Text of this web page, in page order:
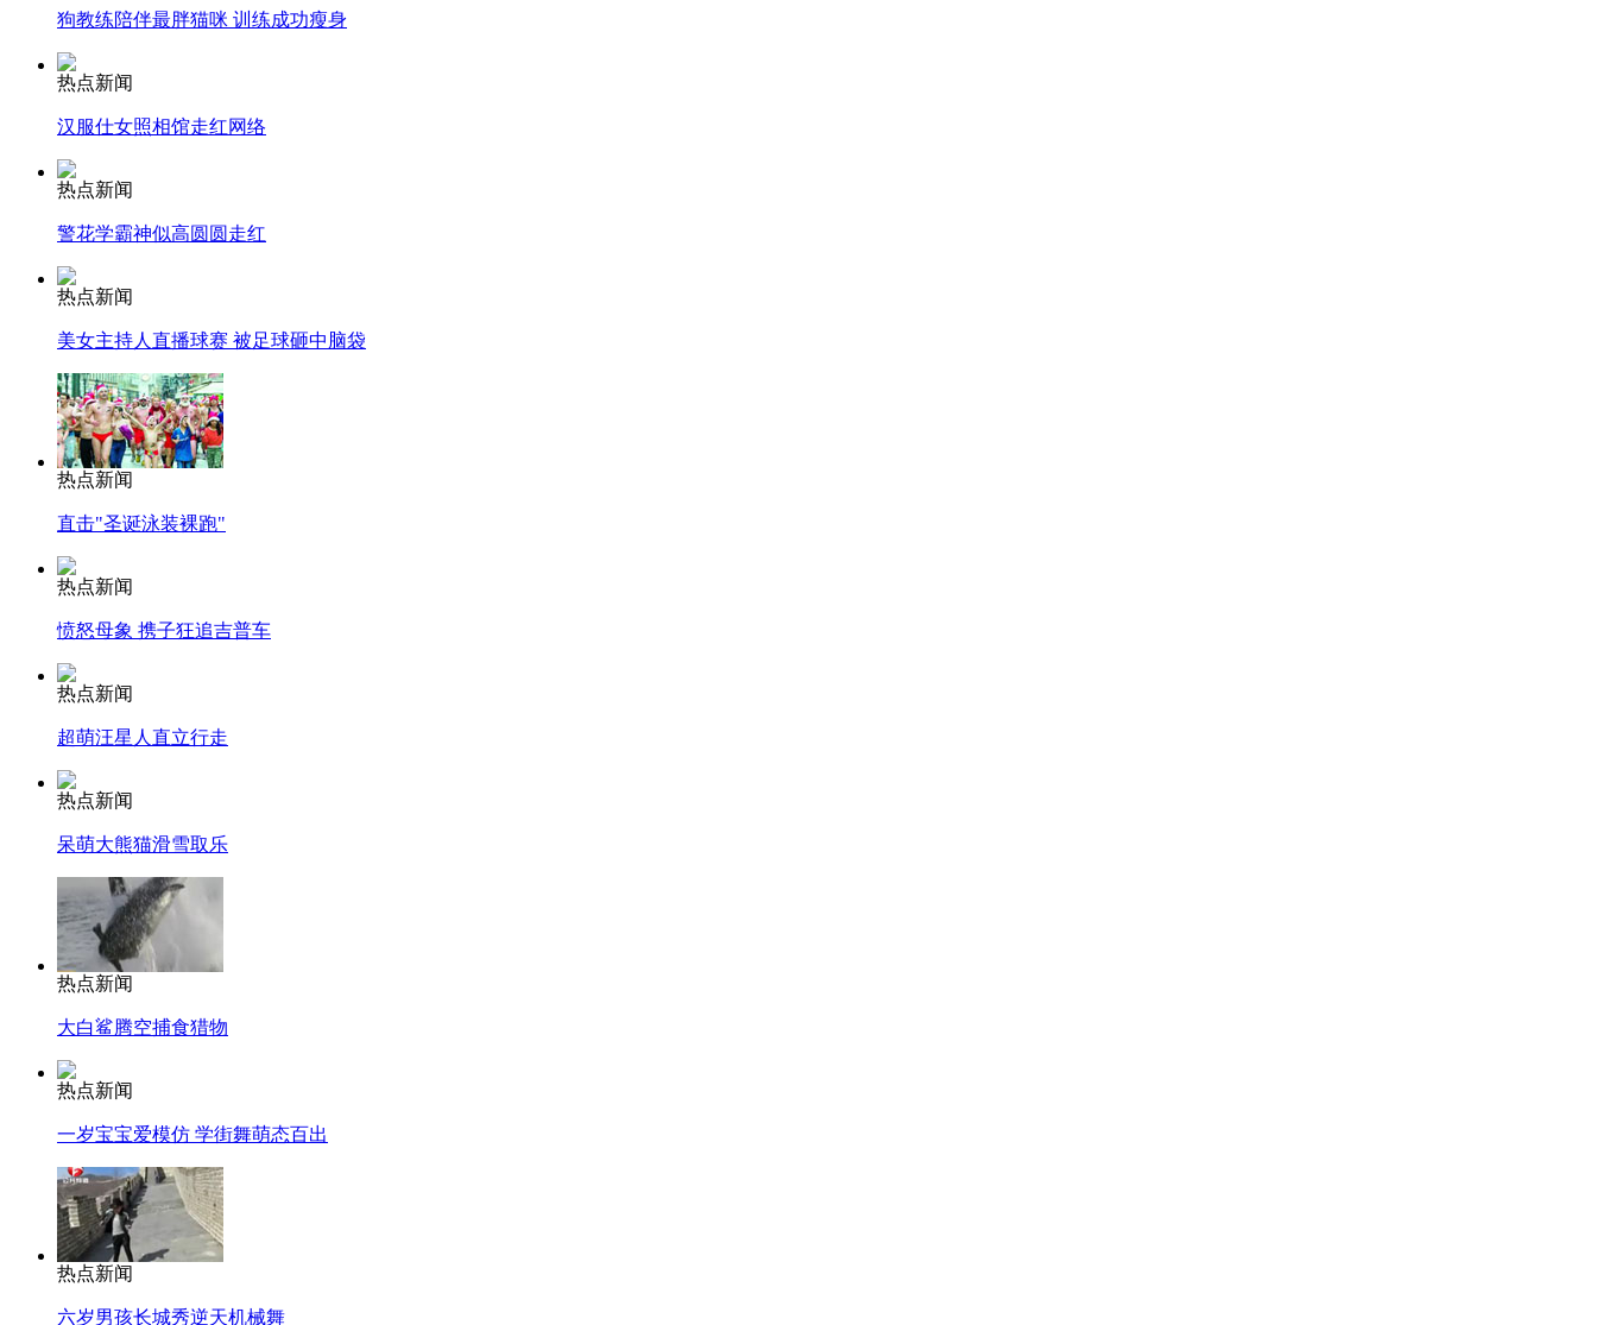
消防员救轻生者
纽约上演“枕头大战”
司机酒驾遇交警 急速倒车逃窜
狗教练陪伴最胖猫咪 训练成功瘦身
热点新闻
汉服仕女照相馆走红网络
热点新闻
警花学霸神似高圆圆走红
热点新闻
美女主持人直播球赛 被足球砸中脑袋
热点新闻
直击"圣诞泳装裸跑"
热点新闻
愤怒母象 携子狂追吉普车
热点新闻
超萌汪星人直立行走
热点新闻
呆萌大熊猫滑雪取乐
热点新闻
大白鲨腾空捕食猎物
热点新闻
一岁宝宝爱模仿 学街舞萌态百出
热点新闻
六岁男孩长城秀逆天机械舞